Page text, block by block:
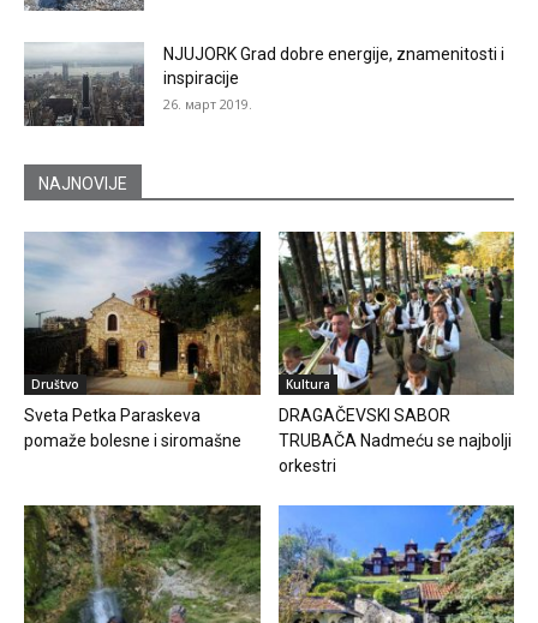
NJUJORK Grad dobre energije, znamenitosti i
inspiracije
26. март 2019.
NAJNOVIJE
Društvo
Sveta Petka Paraskeva
pomaže bolesne i siromašne
Kultura
DRAGAČEVSKI SABOR
TRUBAČA Nadmeću se najbolji
orkestri